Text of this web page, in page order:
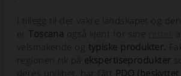
I tillegg til det vakre landskapet og
erToscana også kjent for sine retter
velsmakende og typiske produkter.
regionen rik på ekspertiseprodukter
deres unikhet, har fått PDO (beskyttet